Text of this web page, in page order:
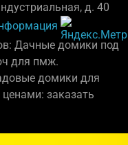
д. 40
Дачные домики под
для пмж.
домики для
заказать